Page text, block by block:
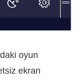
oyun
ekran